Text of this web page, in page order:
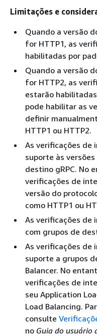
Limitações e
Quando a versão
for HTTP1, as
habilitadas por
Quando a versão
for HTTP2, as
estarão
pode habilitar as
definir
HTTP1 ou HTTP2.
As verificações de
suporte às
destino gRPC. No
verificações de
versão do
como HTTP1 ou
As verificações de
com grupos de
As verificações de
suporte a grupos
Balancer. No
verificações de
seu Application
Load Balancing.
consulte
no Guia do usuário